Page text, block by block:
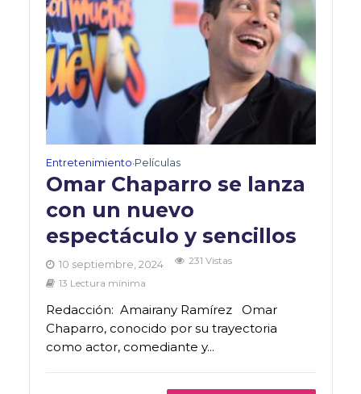
Entretenimiento•Películas
Omar Chaparro se lanza
con un nuevo
espectáculo y sencillos
10 septiembre, 2024
231 Vistas
13 Lectura mínima
Redacción: Amairany Ramírez Omar
Chaparro, conocido por su trayectoria
como actor, comediante y...